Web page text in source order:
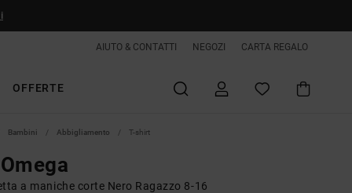
AIUTO & CONTATTI NEGOZI CARTA REGALO
OFFERTE
Bambini Abbigliamento T-shirt
a maniche corte Nero Ragazzo 8-16